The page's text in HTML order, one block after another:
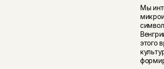
Мы
этого